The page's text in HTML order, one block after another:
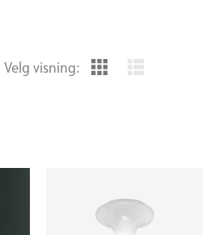
Velg visning: